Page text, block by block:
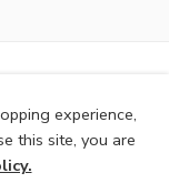
experience,
this site, you are